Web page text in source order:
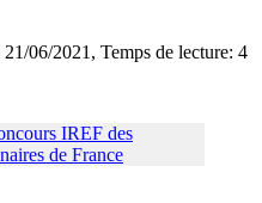
06/2021, Temps de lecture: 4